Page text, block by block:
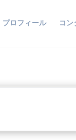
プロフィール コン